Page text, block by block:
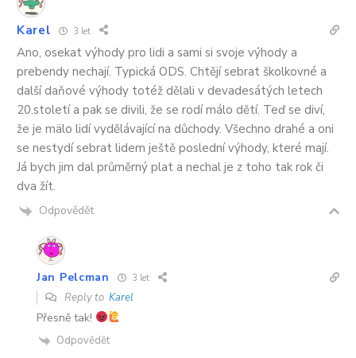
Karel 3 let
Ano, osekat výhody pro lidi a sami si svoje výhody a
prebendy nechají. Typická ODS. Chtějí sebrat školkovné a
další daňové výhody totéž dělali v devadesátých letech
20.století a pak se divili, že se rodí málo dětí. Teď se diví,
že je mälo lidí vydělávající na důchody. Všechno drahé a oni
se nestydí sebrat lidem ještě poslední výhody, které mají.
Já bych jim dal průměrný plat a nechal je z toho tak rok či
dva žít.
Odpovědět
Jan Pelcman 3 let
Reply to Karel
Přesně tak!
Odpovědět